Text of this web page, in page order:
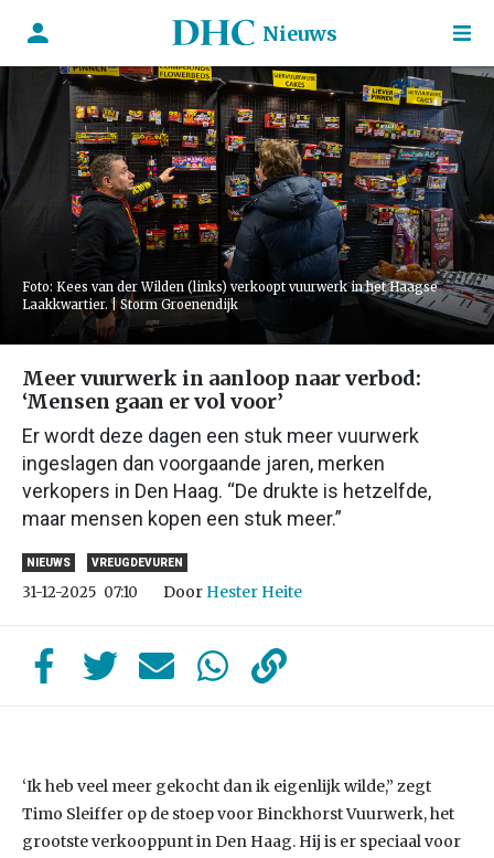
Nieuws
Foto: Kees van der Wilden (links) verkoopt vuurwerk in het Haagse
Laakkwartier. | Storm Groenendijk
Meer vuurwerk in aanloop naar verbod:
‘Mensen gaan er vol voor’
Er wordt deze dagen een stuk meer vuurwerk
ingeslagen dan voorgaande jaren, merken
verkopers in Den Haag. “De drukte is hetzelfde,
maar mensen kopen een stuk meer.”
NIEUWS VREUGDEVUREN
31-12-2025 07:10 Door Hester Heite
‘Ik heb veel meer gekocht dan ik eigenlijk wilde,” zegt
Timo Sleiffer op de stoep voor Binckhorst Vuurwerk, het
grootste verkooppunt in Den Haag. Hij is er speciaal voor